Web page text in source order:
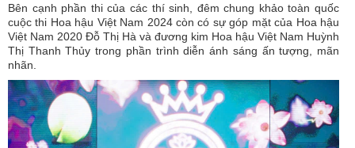
Bên cạnh phần thi của các thí sinh, đêm chung khảo toàn quốc
cuộc thi Hoa hậu Việt Nam 2024 còn có sự góp mặt của Hoa hậu
Việt Nam 2020 Đỗ Thị Hà và đương kim Hoa hậu Việt Nam Huỳnh
Thị Thanh Thủy trong phần trình diễn ánh sáng ấn tượng, mãn
nhãn.